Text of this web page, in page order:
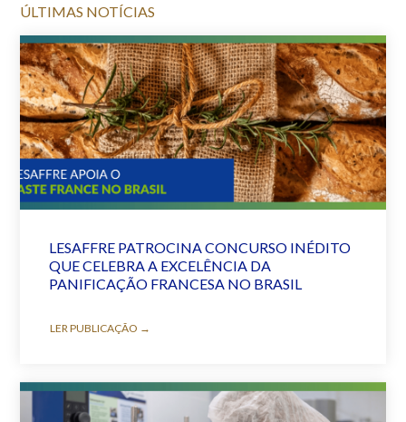
ÚLTIMAS NOTÍCIAS
LESAFFRE PATROCINA CONCURSO INÉDITO
QUE CELEBRA A EXCELÊNCIA DA
PANIFICAÇÃO FRANCESA NO BRASIL
LER PUBLICAÇÃO →